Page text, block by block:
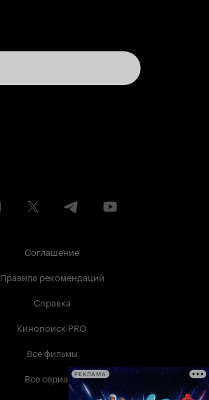
Соглашение
Правила рекомендаций
Справка
Кинопоиск PRO
Все фильмы
Все сериалыРЕКЛАМА